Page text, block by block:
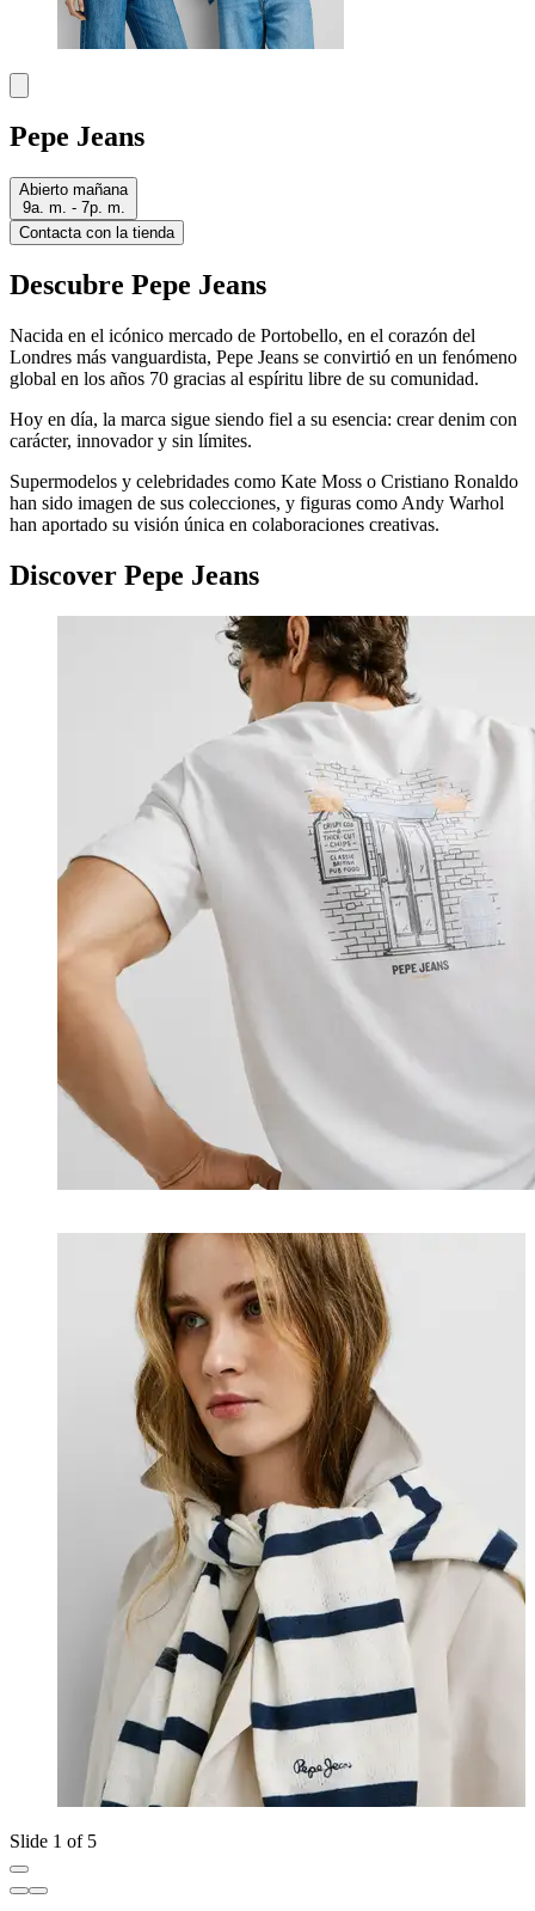
Pepe Jeans
Abierto mañana
9a. m. - 7p. m.
Contacta con la tienda
Descubre Pepe Jeans
Nacida en el icónico mercado de Portobello, en el corazón del
Londres más vanguardista, Pepe Jeans se convirtió en un fenómeno
global en los años 70 gracias al espíritu libre de su comunidad.
Hoy en día, la marca sigue siendo fiel a su esencia: crear denim con
carácter, innovador y sin límites.
Supermodelos y celebridades como Kate Moss o Cristiano Ronaldo
han sido imagen de sus colecciones, y figuras como Andy Warhol
han aportado su visión única en colaboraciones creativas.
Discover Pepe Jeans
Slide 1 of 5